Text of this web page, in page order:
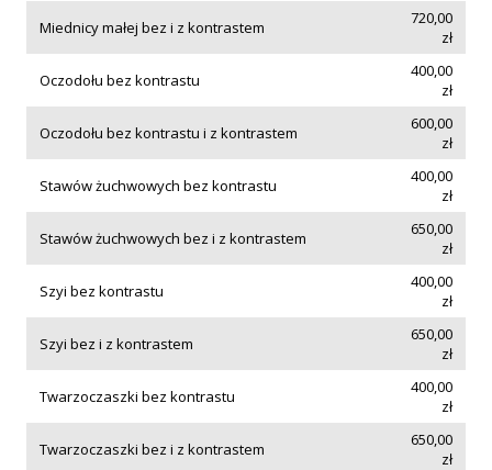
Miednicy małej bez i z kontrastem
720,00
zł
Oczodołu bez kontrastu
400,00
zł
Oczodołu bez kontrastu i z kontrastem
600,00
zł
Stawów żuchwowych bez kontrastu
400,00
zł
Stawów żuchwowych bez i z kontrastem
650,00
zł
Szyi bez kontrastu
400,00
zł
Szyi bez i z kontrastem
650,00
zł
Twarzoczaszki bez kontrastu
400,00
zł
Twarzoczaszki bez i z kontrastem
650,00
zł